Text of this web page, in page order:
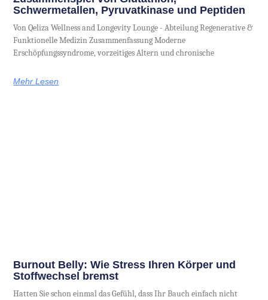
Schwermetallen, Pyruvatkinase und Peptiden
Von Qeliza Wellness and Longevity Lounge - Abteilung Regenerative &
Funktionelle Medizin Zusammenfassung Moderne
Erschöpfungssyndrome, vorzeitiges Altern und chronische
Mehr Lesen
Burnout Belly: Wie Stress Ihren Körper und
Stoffwechsel bremst
Hatten Sie schon einmal das Gefühl, dass Ihr Bauch einfach nicht